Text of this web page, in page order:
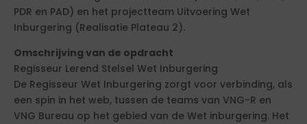
PDR en PAD) en het projectteam Uitvoering Wet
Inburgering (Realisatie Plateau 2).
Omschrijving van de opdracht
Regisseur Lerend Stelsel Wet Inburgering
De Regisseur Wet Inburgering zorgt voor verbinding, als
een spin in het web, tussen de teams van VNG-R en
VNG Bureau op het gebied van de Wet inburgering. Het